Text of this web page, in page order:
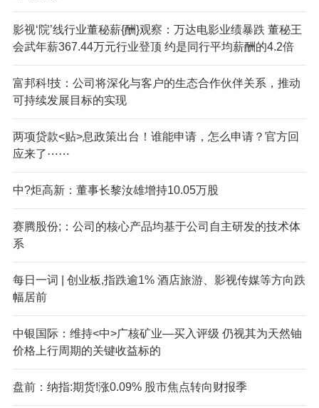
影视‘院’线行业董秘薪{酬}观察：万达电影业绩暴跌 董秘王
会武年薪367.44万元行业登顶 约是同行平均薪酬的4.2倍
富邦科!技：公司将深化与客户的生态合作伙伴关系，推动
可持续发展目标的实现
两项贷款<贴>息政策出台！谁能申请，怎么申请？官方回
应来了⋯⋯
中?炬高新：董事长黎汝雄增持10.05万股
赛腾股份;：公司的核心产品均基于公司自主研发的技术体
系
每日一词 | 创业板,指跌逾1% 酒店旅游、影视传媒等方向跌
幅居前
中银国际：维持<中>广核矿业—买入评级 仍视其为天然铀
价格上行周期的关键收益标的
盘前：纳指:期货!涨0.09% 股市焦点转向财报季